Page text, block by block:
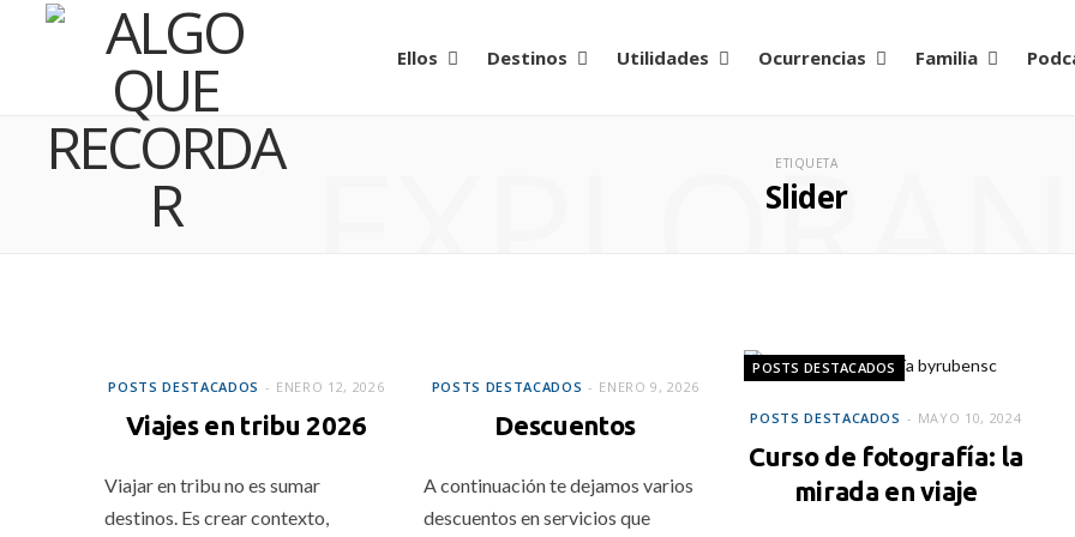
Ellos Destinos Utilidades Ocurrencias Familia
ETIQUETA
Slider
POSTS DESTACADOS ENERO 12, 2026
Viajes en tribu 2026
Viajar en tribu no es sumar
destinos. Es crear contexto,
POSTS DESTACADOS ENERO 9, 2026
Descuentos
A continuación te dejamos varios
descuentos en servicios que
POSTS DESTACADOS
POSTS DESTACADOS MAYO 10, 2024
Curso de fotografía: la
mirada en viaje